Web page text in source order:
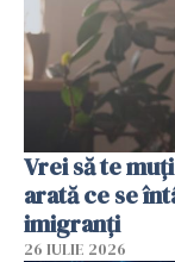
Vrei să te
arată ce se
imigranți
26 IULIE 2026